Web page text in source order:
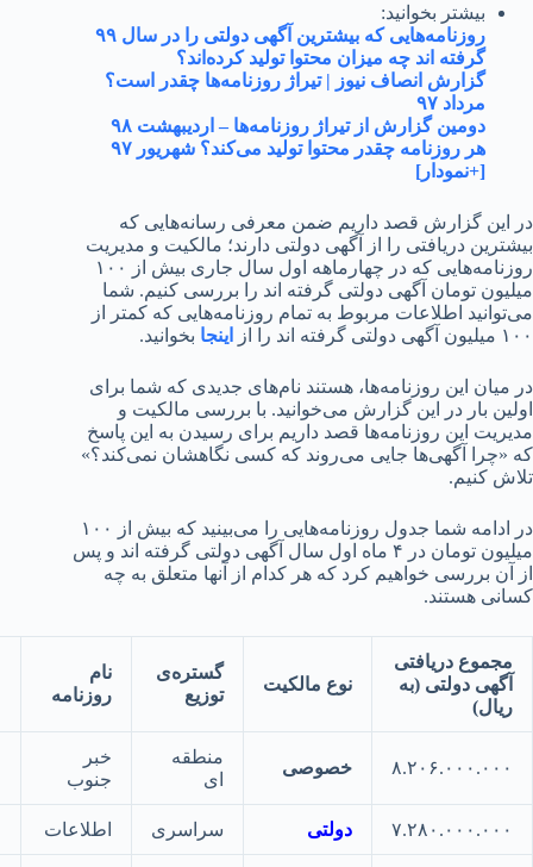
بیشتر بخوانید:
روزنامه‌هایی که بیشترین آگهی دولتی را در سال ۹۹
گرفته اند چه میزان محتوا تولید کرده‌اند؟
گزارش انصاف نیوز | تیراژ روزنامه‌ها چقدر است؟
مرداد ۹۷
دومین گزارش از تیراژ روزنامه‌ها – اردیبهشت ۹۸
هر روزنامه چقدر محتوا تولید می‌کند؟ شهریور ۹۷
[+نمودار]
گزارش قصد داریم ضمن معرفی رسانه‌هایی که
دریافتی را از آگهی دولتی دارند؛ مالکیت و مدیریت
روزنامه‌هایی که در چهارماهه اول سال جاری بیش از ۱۰۰
تومان آگهی دولتی گرفته اند را بررسی کنیم. شما
اطلاعات مربوط به تمام روزنامه‌هایی که کمتر از
اینجا
بخوانید.
این روزنامه‌ها، هستند نام‌های جدیدی که شما برای
بار در این گزارش می‌خوانید. با بررسی مالکیت و
این روزنامه‌ها قصد داریم برای رسیدن به این پاسخ
آگهی‌ها جایی می‌روند که کسی نگاهشان نمی‌کند؟»
در ادامه شما جدول روزنامه‌هایی را می‌بینید که بیش از ۱۰۰
میلیون تومان در ۴ ماه اول سال آگهی دولتی گرفته اند و پس
بررسی خواهیم کرد که هر کدام از آنها متعلق به چه
هستند.
دریافتی
دولتی (به
نوع مالکیت
گستره‌ی
روزنامه
خصوصی
منطقه
جنوب
دولتی سراسری اطلاعات